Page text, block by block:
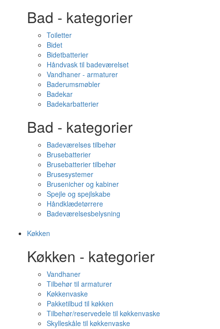
Bad - kategorier
Toiletter
Bidet
Bidetbatterier
Håndvask til badeværelset
Vandhaner - armaturer
Baderumsmøbler
Badekar
Badekarbatterier
Bad - kategorier
Badeværelses tilbehør
Brusebatterier
Brusebatterier tilbehør
Brusesystemer
Brusenicher og kabiner
Spejle og spejlskabe
Håndklædetørrere
Badeværelsesbelysning
Køkken
Køkken - kategorier
Vandhaner
Tilbehør til armaturer
Køkkenvaske
Pakketilbud til køkken
Tilbehør/reservedele til køkkenvaske
Skylleskåle til køkkenvaske